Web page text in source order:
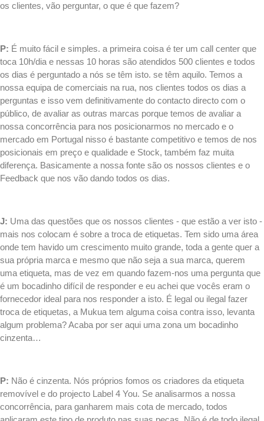
os clientes, vão perguntar, o que é que fazem?
P: É muito fácil e simples. a primeira coisa é ter um call center que
toca 10h/dia e nessas 10 horas são atendidos 500 clientes e todos
os dias é perguntado a nós se têm isto. se têm aquilo. Temos a
nossa equipa de comerciais na rua, nos clientes todos os dias a
perguntas e isso vem definitivamente do contacto directo com o
público, de avaliar as outras marcas porque temos de avaliar a
nossa concorrência para nos posicionarmos no mercado e o
mercado em Portugal nisso é bastante competitivo e temos de nos
posicionais em preço e qualidade e Stock, também faz muita
diferença. Basicamente a nossa fonte são os nossos clientes e o
Feedback que nos vão dando todos os dias.
J: Uma das questões que os nossos clientes - que estão a ver isto -
mais nos colocam é sobre a troca de etiquetas. Tem sido uma área
onde tem havido um crescimento muito grande, toda a gente quer a
sua própria marca e mesmo que não seja a sua marca, querem
uma etiqueta, mas de vez em quando fazem-nos uma pergunta que
é um bocadinho difícil de responder e eu achei que vocês eram o
fornecedor ideal para nos responder a isto. É legal ou ilegal fazer
troca de etiquetas, a Mukua tem alguma coisa contra isso, levanta
algum problema? Acaba por ser aqui uma zona um bocadinho
cinzenta…
P: Não é cinzenta. Nós próprios fomos os criadores da etiqueta
removível e do projecto Label 4 You. Se analisarmos a nossa
concorrência, para ganharem mais cota de mercado, todos